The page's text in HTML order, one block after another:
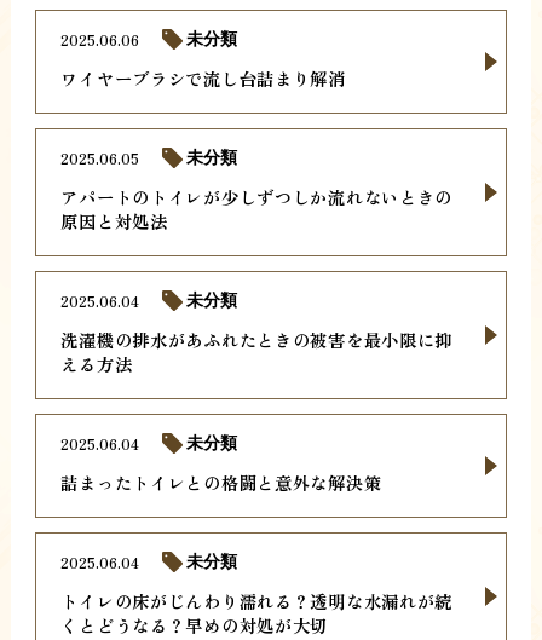
ワイヤーブラシで流し台詰まり解消
2025.06.06 未分類
アパートのトイレが少しずつしか流れないときの
原因と対処法
2025.06.05 未分類
洗濯機の排水があふれたときの被害を最小限に抑
える方法
2025.06.04 未分類
詰まったトイレとの格闘と意外な解決策
2025.06.04 未分類
トイレの床がじんわり濡れる？透明な水漏れが続
くとどうなる？早めの対処が大切
2025.06.04 未分類